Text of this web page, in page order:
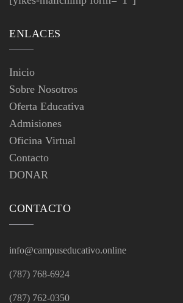
ENLACES
Inicio
Sobre Nosotros
Oferta Educativa
Admisiones
Oficina Virtual
Contacto
DONAR
CONTACTO
info@campuseducativo.online
(787) 768-6924
(787) 762-0350